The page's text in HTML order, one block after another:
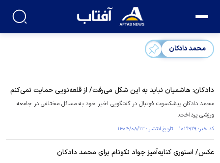
محمد دادکان
دادکان: هاشمیان نباید به این شکل می‌رفت/ از قلعه‌نویی حمایت نمی‌کنم
محمد دادکان پیشکسوت فوتبال در گفتگویی اخیر خود به مسائل مختلفی در جامعه
ورزشی پرداخت.
کد خبر: ۱۰۲۱۹۲۹ تاریخ انتشار : ۱۴۰۴/۰۸/۱۳
عکس/ استوری کنایه‌آمیز جواد نکونام برای محمد دادکان